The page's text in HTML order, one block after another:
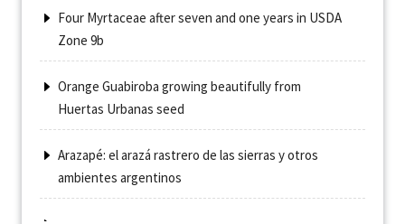
Four Myrtaceae after seven and one years in USDA
Zone 9b
Orange Guabiroba growing beautifully from
Huertas Urbanas seed
Arazapé: el arazá rastrero de las sierras y otros
ambientes argentinos